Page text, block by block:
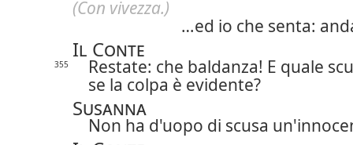
(Con vivezza.)
…ed io che senta:
Il Conte
355
Restate: che baldanza! E quale
se la colpa è evidente?
Susanna
Non ha d'uopo di scusa